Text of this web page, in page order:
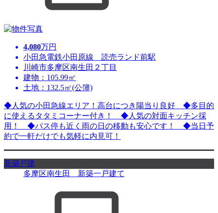
4,080万円
小田急電鉄小田原線 読売ランド前駅
川崎市多摩区南生田２丁目
建物：105.99㎡
土地：132.5㎡(公簿)
◆人気の小田急線エリア！高台につき陽当り良好 ◆多目的
に使えるタタミコーナー付き！ ◆人気の対面キッチン採
用！ ◆バス停も近く雨の日の移動も安心です！ ◆当日予
約で一軒だけでも気軽に内見可！
新築戸建
多摩区南生田 新築一戸建て